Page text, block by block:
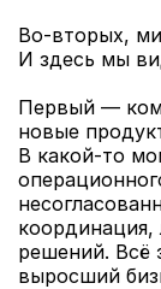
Во-вторых,
И здесь мы
Первый —
новые
В какой-то
решений. Всё
выросший